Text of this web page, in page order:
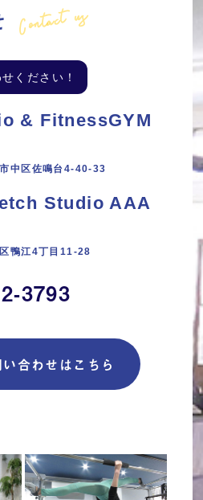
Contact us
ください！
& FitnessGYM
中区佐鳴台4-40-33
Studio AAA
鴨江4丁目11‐28
3793
合わせはこちら